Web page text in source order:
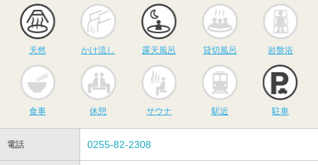
天然
かけ流し
かけ流し
露天風呂
露天風呂
貸切風呂
貸切風呂 岩盤浴
食事 休憩
サウナ
サウナ 駅近 駐車
電話 0255-82-2308